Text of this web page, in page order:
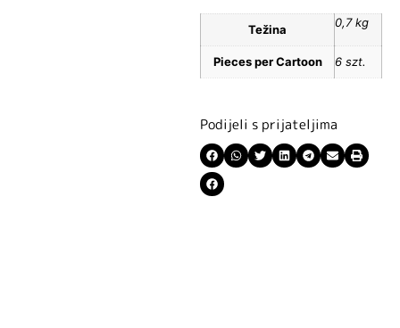
Težina 0,7 kg
Pieces per Cartoon 6 szt.
Podijeli s prijateljima